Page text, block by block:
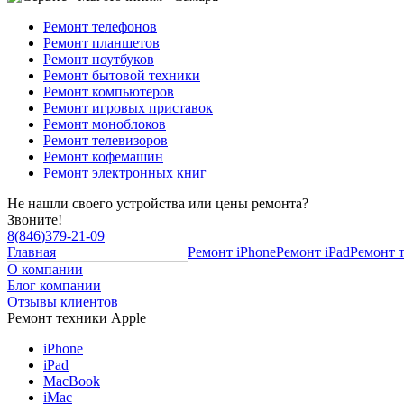
Ремонт телефонов
Ремонт планшетов
Ремонт ноутбуков
Ремонт бытовой техники
Ремонт компьютеров
Ремонт игровых приставок
Ремонт моноблоков
Ремонт телевизоров
Ремонт кофемашин
Ремонт электронных книг
Не нашли своего устройства или цены ремонта?
Звоните!
8(846)379-21-09
Главная
О компании
Блог компании
Отзывы клиентов
Ремонт iPhoneРемонт iPadРемонт
Ремонт техники Apple
iPhone
iPad
MacBook
iMac